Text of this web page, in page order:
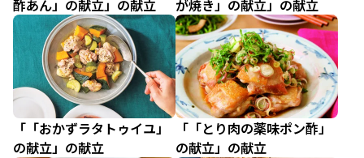
酢あん」の献立」の献立
が焼き」の献立」の献立
「「おかずラタトゥイユ」
の献立」の献立
「「とり肉の薬味ポン酢」
の献立」の献立